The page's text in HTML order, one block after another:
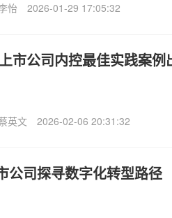
怡 2026-01-29 17:05:32
市公司内控最佳实践案例
英文 2026-02-06 20:31:32
公司探寻数字化转型路径